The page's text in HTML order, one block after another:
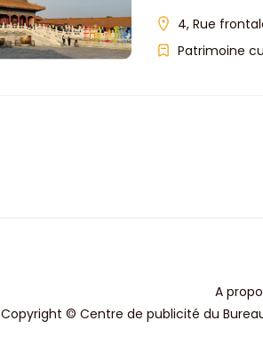
4, Rue
Patrimoine
A
Copyright © Centre de publicité du